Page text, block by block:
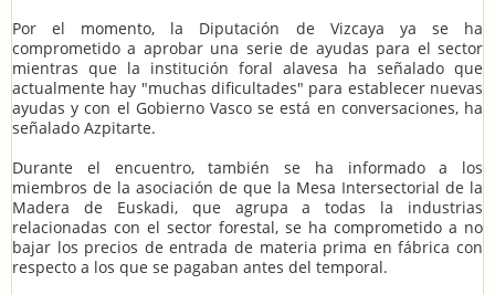
Por el momento, la Diputación de Vizcaya ya se ha
comprometido a aprobar una serie de ayudas para el sector
mientras que la institución foral alavesa ha señalado que
actualmente hay "muchas dificultades" para establecer nuevas
ayudas y con el Gobierno Vasco se está en conversaciones, ha
señalado Azpitarte.
Durante el encuentro, también se ha informado a los
miembros de la asociación de que la Mesa Intersectorial de la
Madera de Euskadi, que agrupa a todas la industrias
relacionadas con el sector forestal, se ha comprometido a no
bajar los precios de entrada de materia prima en fábrica con
respecto a los que se pagaban antes del temporal.